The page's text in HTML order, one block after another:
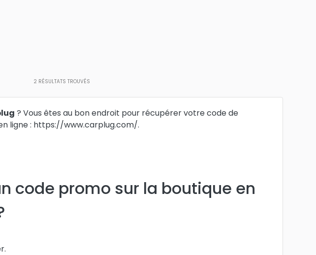
2 RÉSULTATS TROUVÉS
? Vous êtes au bon endroit pour récupérer votre code de
ligne : https://www.carplug.com/.
code promo sur la boutique en